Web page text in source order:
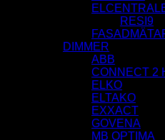
RESI9
DIMMER
ABB
CONNECT 2
ELKO
ELTAKO
EXXACT
GOVENA
MB OPTIMA